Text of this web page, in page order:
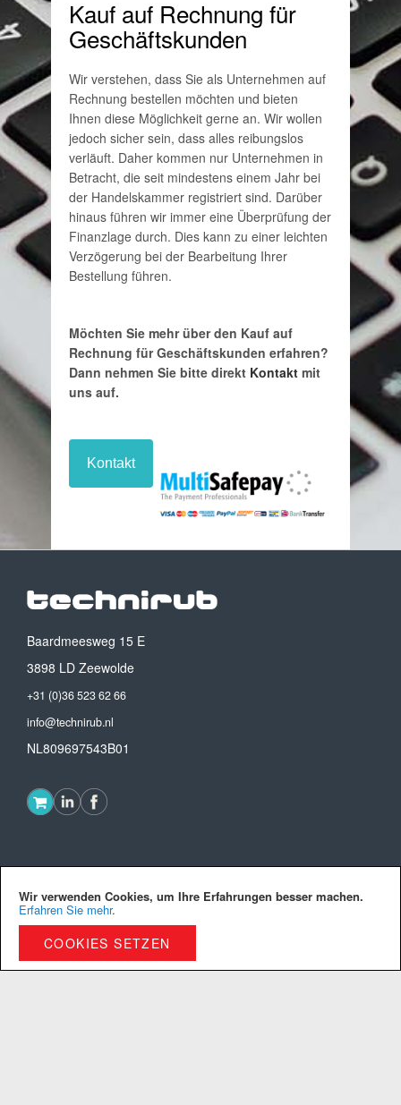
Wir verwenden Cookies, um Ihre Erfahrungen besser machen.
Erfahren Sie mehr.
COOKIES SETZEN
Kauf auf Rechnung für
Geschäftskunden
Wir verstehen, dass Sie als Unternehmen auf
Rechnung bestellen möchten und bieten
Ihnen diese Möglichkeit gerne an. Wir wollen
jedoch sicher sein, dass alles reibungslos
verläuft. Daher kommen nur Unternehmen in
Betracht, die seit mindestens einem Jahr bei
der Handelskammer registriert sind. Darüber
hinaus führen wir immer eine Überprüfung der
Finanzlage durch. Dies kann zu einer leichten
Verzögerung bei der Bearbeitung Ihrer
Bestellung führen.
Möchten Sie mehr über den Kauf auf
Rechnung für Geschäftskunden erfahren?
Dann nehmen Sie bitte direkt Kontaktmit
uns auf.
Kontakt
Baardmeesweg 15 E
3898 LD Zeewolde
+31 (0)36 523 62 66
info@technirub.nl
NL809697543B01
Das unternehmen
Zertifizierung
Arbeiten bei Technirub